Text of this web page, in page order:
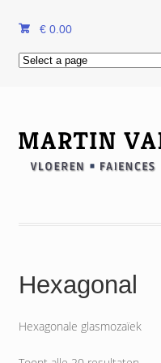
€ 0.00
Hexagonal
Hexagonale glasmozaïek